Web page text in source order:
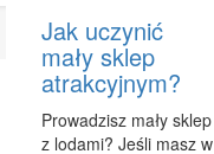
WYNAJEM
MOTORYZACYJNE
SALONY, KOMISY
Jak uczynić
mały sklep
atrakcyjnym?
Prowadzisz mały sklep
z lodami? Jeśli masz w